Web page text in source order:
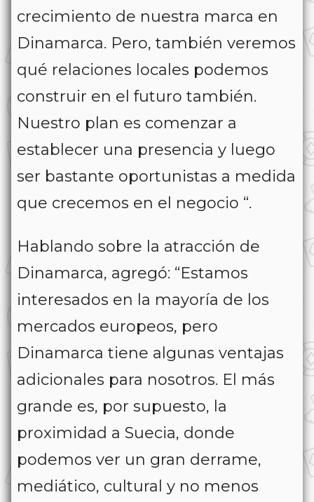
crecimiento de nuestra marca en
Dinamarca. Pero, también veremos
qué relaciones locales podemos
construir en el futuro también.
Nuestro plan es comenzar a
establecer una presencia y luego
ser bastante oportunistas a medida
que crecemos en el negocio “.
Hablando sobre la atracción de
Dinamarca, agregó: “Estamos
interesados ​​en la mayoría de los
mercados europeos, pero
Dinamarca tiene algunas ventajas
adicionales para nosotros. El más
grande es, por supuesto, la
proximidad a Suecia, donde
podemos ver un gran derrame,
mediático, cultural y no menos